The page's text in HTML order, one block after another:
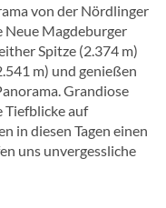
von der Nördlinger
Neue Magdeburger
Spitze (2.374 m)
m) und genießen
Grandiose
Tiefblicke auf
in diesen Tagen einen
uns unvergessliche